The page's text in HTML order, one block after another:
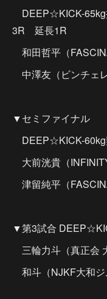
DEEP☆KICK-65kg
3R 延長1R
和田哲平（
中澤友（ビンチェ
▼セミファイナル
DEEP☆KICK-60kg
大前洸貴（
津留純平（
▼第3試合
三輪力斗（真正会
和斗（NJKF大和ジ